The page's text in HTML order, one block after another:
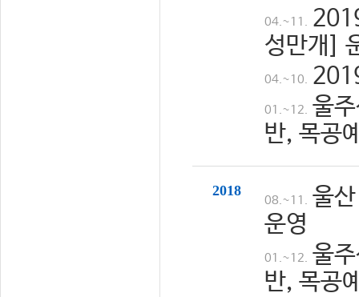
04.~11.
성만개]
04.~10.
01.~12. 울
반, 목공
2018
08.~11. 울
운영
01.~12. 울
반, 목공